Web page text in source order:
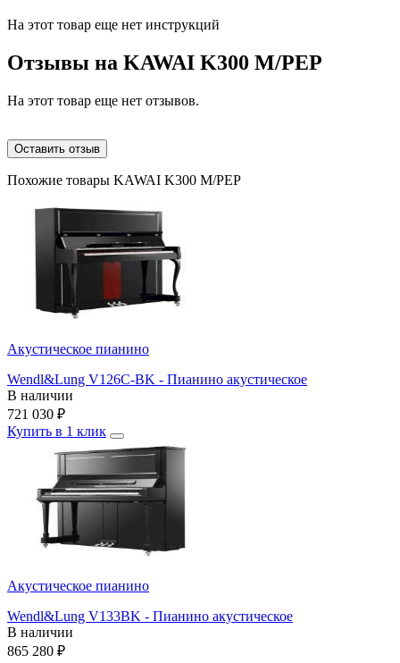
На этот товар еще нет инструкций
Отзывы на KAWAI K300 M/PEP
На этот товар еще нет отзывов.
Оставить отзыв
Похожие товары KAWAI K300 M/PEP
Акустическое пианино
Wendl&Lung V126C-BK - Пианино акустическое
В наличии
721 030 ₽
Купить в 1 клик
Акустическое пианино
Wendl&Lung V133BK - Пианино акустическое
В наличии
865 280 ₽